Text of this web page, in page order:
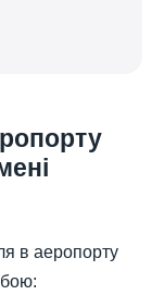
в аеропорту